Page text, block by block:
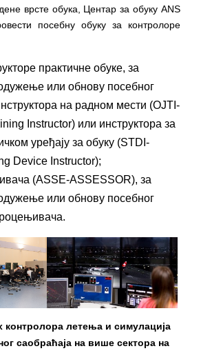
врсте обука, Центар за обуку ANS
посебну обуку за контролоре
практичне обуке, за
или обнову посебног
на радном мести (OJTI-
Instructor) или инструктора за
уређају за обуку (STDI-
Device Instructor);
(ASSE-ASSESSOR), за
или обнову посебног
контролора летења и симулација
саобраћаја на више сектора на